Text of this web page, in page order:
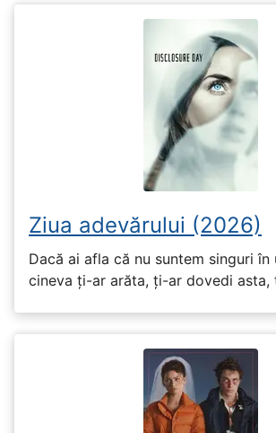
Ziua adevărului (2026)
Dacă ai afla că nu suntem singuri în
cineva ți-ar arăta, ți-ar dovedi asta,